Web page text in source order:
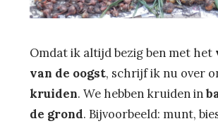
Omdat ik altijd bezig ben met het
van de oogst, schrijf ik nu over
kruiden. We hebben kruiden in
de grond. Bijvoorbeeld: munt,